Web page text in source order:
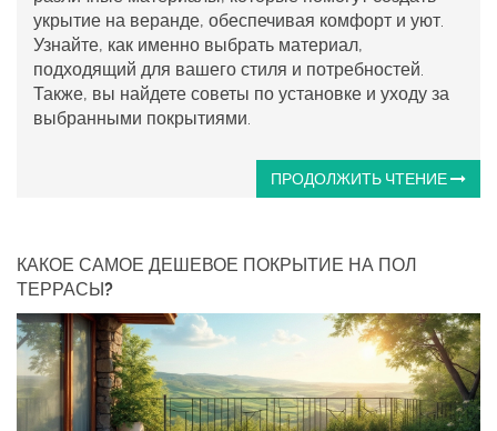
укрытие на веранде, обеспечивая комфорт и уют.
Узнайте, как именно выбрать материал,
подходящий для вашего стиля и потребностей.
Также, вы найдете советы по установке и уходу за
выбранными покрытиями.
ПРОДОЛЖИТЬ ЧТЕНИЕ
КАКОЕ САМОЕ ДЕШЕВОЕ ПОКРЫТИЕ НА ПОЛ
ТЕРРАСЫ?